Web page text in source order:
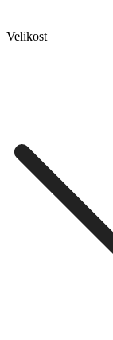
Velikost